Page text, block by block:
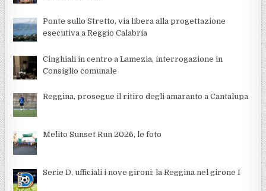
Ponte sullo Stretto, via libera alla progettazione
esecutiva a Reggio Calabria
Cinghiali in centro a Lamezia, interrogazione in
Consiglio comunale
Reggina, prosegue il ritiro degli amaranto a Cantalupa
Melito Sunset Run 2026, le foto
Serie D, ufficiali i nove gironi: la Reggina nel girone I